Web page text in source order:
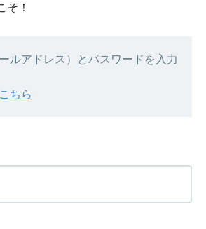
そ！
ルアドレス）とパスワードを入力
ちら